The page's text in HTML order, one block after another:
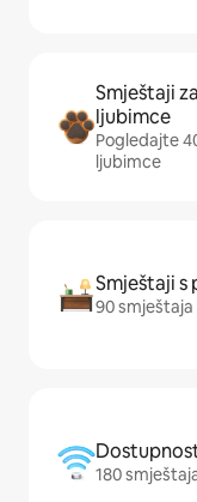
Smještaji
ljubimce
Pogledajte
ljubimce
Smještaji s
90
180